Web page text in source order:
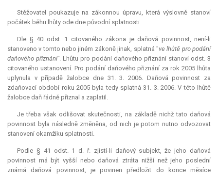
Stěžovatel poukazuje na zákonnou úpravu, která výslovně stanoví
počátek běhu lhůty ode dne původní splatnosti.
Dle § 40 odst. 1 citovaného zákona je daňová povinnost, není-li
stanoveno v tomto nebo jiném zákoně jinak, splatná "ve lhůtě pro podání
daňového přiznání". Lhůtu pro podání daňového přiznání stanoví odst. 3
citovaného ustanovení. Pro podání daňového přiznání za rok 2005 lhůta
uplynula v případě žalobce dne 31. 3. 2006. Daňová povinnost za
zdaňovací období roku 2005 byla tedy splatná 31. 3. 2006. V této lhůtě
žalobce daň řádně přiznal a zaplatil.
Je třeba však odlišovat skutečnosti, na základě nichž tato daňová
povinnost byla následně změněna, od nich je potom nutno odvozovat
stanovení okamžiku splatnosti.
Podle § 41 odst. 1 d. ř. zjistí-li daňový subjekt, že jeho daňová
povinnost má být vyšší nebo daňová ztráta nižší než jeho poslední
známá daňová povinnost, je povinen předložit do konce měsíce